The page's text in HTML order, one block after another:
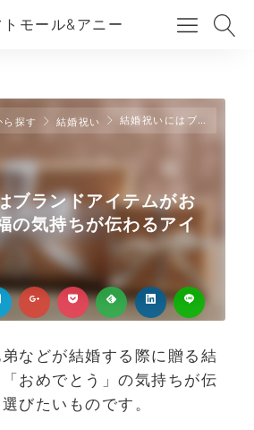
モール&アニー
ら探す 結婚祝い 結婚祝いにはブランドアイテムがおすすめ！祝福の気持ちが伝わるアイテム41選
ブランドアイテムがお
の気持ちが伝わるアイ
などが結婚する際に贈る結
おめでとう」の気持ちが伝
びたいものです。